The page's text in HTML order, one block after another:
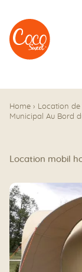
Aller au
Aller au
Home › Location
Municipal Au Bord
Location mobil